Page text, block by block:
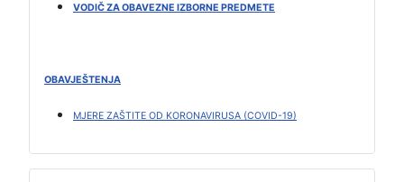
VODIČ ZA OBAVEZNE IZBORNE PREDMETE
OBAVJEŠTENJA
MJERE ZAŠTITE OD KORONAVIRUSA (COVID-19)